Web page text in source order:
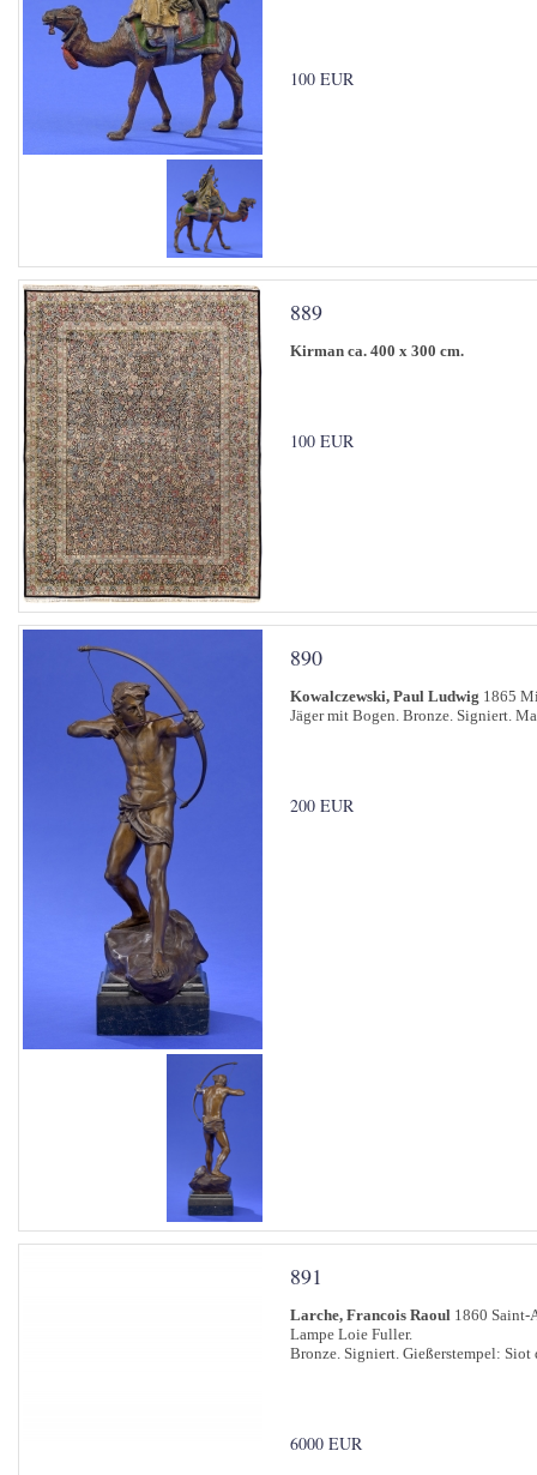
100 EUR
889
Kirman ca. 400 x 300 cm.
100 EUR
890
Kowalczewski, Paul Ludwig 1865
Jäger mit Bogen. Bronze. Signiert.
200 EUR
891
Larche, Francois Raoul 1860 Saint-
Lampe Loie Fuller.
Bronze. Signiert. Gießerstempel:
6000 EUR